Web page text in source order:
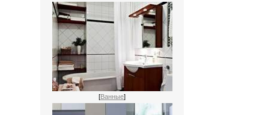
[Ванные]